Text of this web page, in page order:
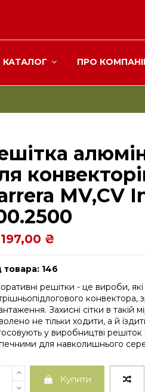
КАТАЛОГ ПРО
МV,СV
₴
товара: 146
решітки - це вироби,
конвектора,
Захисні сітки в такій
не тільки ходити, а й
у виробництві
для навколишнього
Купити